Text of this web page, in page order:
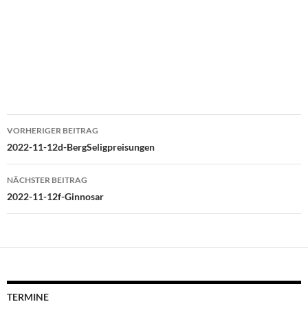
Beitragsnavigation
VORHERIGER BEITRAG
2022-11-12d-BergSeligpreisungen
NÄCHSTER BEITRAG
2022-11-12f-Ginnosar
TERMINE